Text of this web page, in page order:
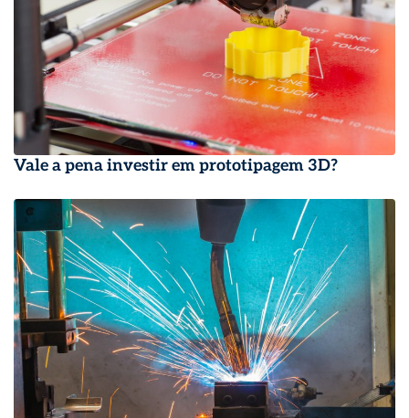
Vale a pena investir em prototipagem 3D?